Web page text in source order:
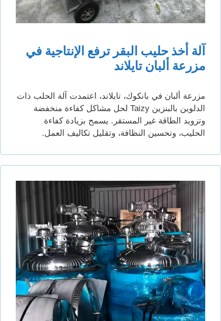
آلة أخذ حليب البقر ترفع الإنتاجية في
مزرعة ألبان تايلاند
مزرعة ألبان في بانكوك، تايلاند، اعتمدت آلة الحلب ذات
الدلوين بالبنزين Taizy لحل مشاكل كفاءة منخفضة
وتزويد الطاقة غير المستقر. يسمح بزيادة كفاءة
الحليب، وتحسين النظافة، وتقليل تكاليف العمل.